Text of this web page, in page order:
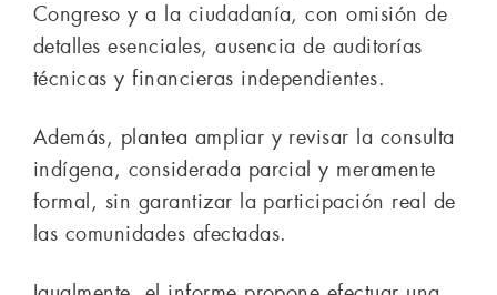
Congreso y a la ciudadanía, con omisión de
detalles esenciales, ausencia de auditorías
técnicas y financieras independientes.
Además, plantea ampliar y revisar la consulta
indígena, considerada parcial y meramente
formal, sin garantizar la participación real de
las comunidades afectadas.